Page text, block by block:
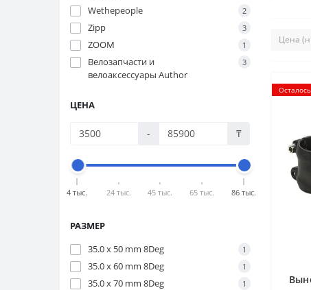
Wethepeople 2
Zipp 3
ZOOM 1
Велозапчасти и
велоаксессуары Author
3
ЦЕНА
- ₸
4 тыс. 24 тыс. 45 тыс. 65 тыс. 86 тыс.
РАЗМЕР
35.0 x 50 mm 8Deg
1
35.0 x 60 mm 8Deg 1
35.0 x 70 mm 8Deg 1